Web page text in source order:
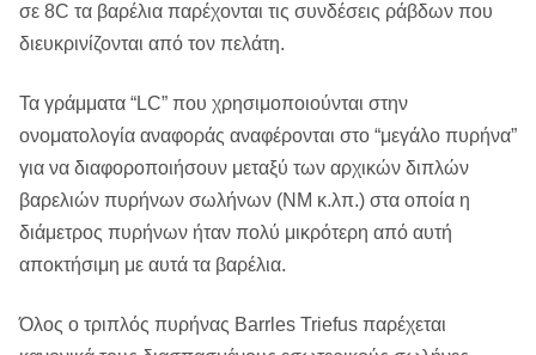
σε 8C τα βαρέλια παρέχονται τις συνδέσεις ράβδων που
διευκρινίζονται από τον πελάτη.
Τα γράμματα “LC” που χρησιμοποιούνται στην
ονοματολογία αναφοράς αναφέρονται στο “μεγάλο πυρήνα”
για να διαφοροποιήσουν μεταξύ των αρχικών διπλών
βαρελιών πυρήνων σωλήνων (NM κ.λπ.) στα οποία η
διάμετρος πυρήνων ήταν πολύ μικρότερη από αυτή
αποκτήσιμη με αυτά τα βαρέλια.
Όλος ο τριπλός πυρήνας Barrles Triefus παρέχεται